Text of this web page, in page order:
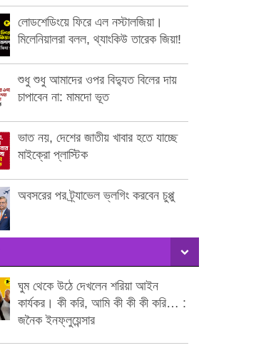
লোডশেডিংয়ে ফিরে এল নস্টালজিয়া।
মিলেনিয়ালরা বলল, থ্যাংকিউ তারেক জিয়া!
শুধু শুধু আমাদের ওপর বিদ্যুত বিলের দায়
চাপাবেন না: মামদো ভূত
ভাত নয়, দেশের জাতীয় খাবার হতে যাচ্ছে
মাইক্রো প্লাস্টিক
অবসরের পর ট্র্যাভেল ভ্লগিং করবেন চুপ্পু
ঘুম থেকে উঠে দেখলেন শরিয়া আইন
কার্যকর। কী করি, আমি কী কী কী করি… :
জনৈক ইনফ্লুয়েন্সার